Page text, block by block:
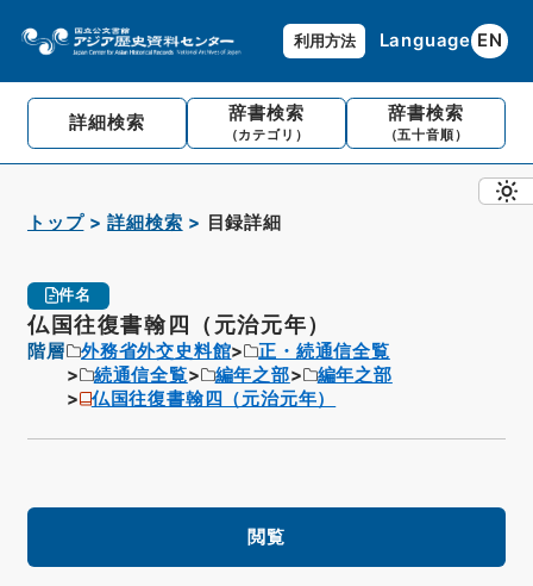
利用方法 Language EN
詳細検索 辞書検索
（カテゴリ）
辞書検索
（五十音順）
トップ 詳細検索 目録詳細
件名
仏国往復書翰四（元治元年）
階層 外務省外交史料館
正・続通信全覧
続通信全覧
編年之部
編年之部
仏国往復書翰四（元治元年）
閲覧